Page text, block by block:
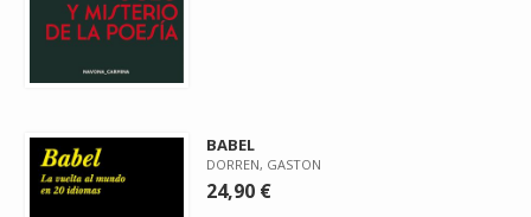
BABEL
DORREN, GASTON
24,90 €